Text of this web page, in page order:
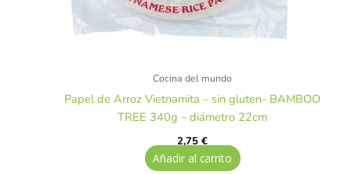
Cocina del mundo
Papel de Arroz Vietnamita – sin gluten- BAMBOO
TREE 340g – diámetro 22cm
2,75€
Añadir al carrito